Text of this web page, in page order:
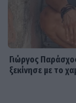
Γιώργος
ξεκίνησε με το